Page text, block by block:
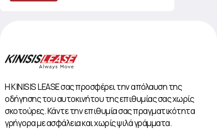
Η KINISIS LEASE σας προσφέρει την απόλαυση της
οδήγησης του αυτοκινήτου της επιθυμίας σας χωρίς
σκοτούρες. Κάντε την επιθυμία σας πραγματικότητα
γρήγορα με ασφάλεια και χωρίς ψιλά γράμματα.